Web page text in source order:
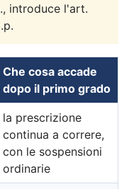
introduce l'art.
Che cosa accade
dopo il primo grado
la prescrizione
continua a correre,
con le sospensioni
ordinarie